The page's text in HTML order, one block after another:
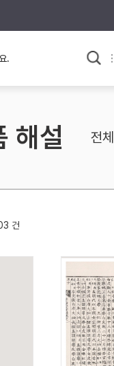
와 문학으로 본
후기
“정조”와 “
색
해설 전체
건